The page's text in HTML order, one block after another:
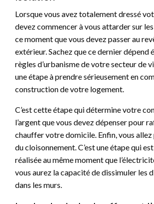
Lorsque vous avez totalement dressé
devez commencer à vous attarder sur les
ce moment que vous devez passer au
extérieur. Sachez que ce dernier dépend
règles d’urbanisme de votre secteur de
une étape à prendre sérieusement en
construction de votre logement.
C’est cette étape qui détermine votre
l’argent que vous devez dépenser pour
chauffer votre domicile. Enfin, vous allez
du cloisonnement. C’est une étape qui
réalisée au même moment que
vous aurez la capacité de dissimuler les
dans les murs.